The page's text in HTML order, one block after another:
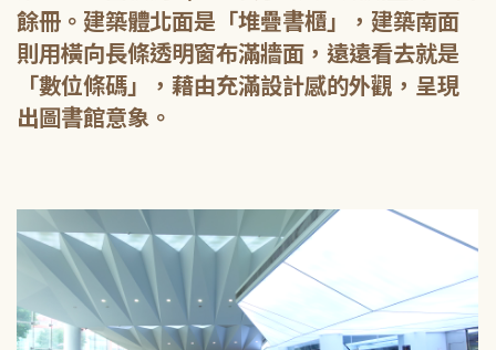
餘冊。建築體北面是「堆疊書櫃」，建築南面
則用橫向長條透明窗布滿牆面，遠遠看去就是
「數位條碼」，藉由充滿設計感的外觀，呈現
出圖書館意象。